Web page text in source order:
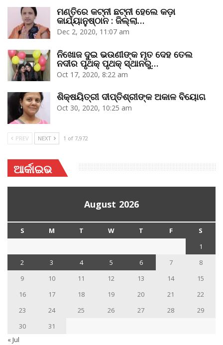
ମଣ୍ତିରେ କଟ୍‌ନୀ ଛଟ୍‌ନୀ ହେଲେ କଡ଼ା
କାର୍ଯ୍ୟାନୁଷ୍ଠାନ : ଜିଲ୍ଲା…
Dec 2, 2020, 11:07 am
ନିଖୋଜ ଦୁଇ ଭଉଣୀଙ୍କ ମୃତ ଦେହ ତେଲ
ନଦୀର ପୃଥକ୍‌ ପୃଥକ୍‌ ସ୍ଥାନରୁ…
Oct 17, 2020, 8:22 am
ଶିକ୍ଷୟିତ୍ରୀ ଦୀପ୍ତିଶ୍ରୀଙ୍କ ଅକାଳ ବିୟୋଗ
Oct 30, 2020, 10:25 am
PREV NEXT 1 of 7,972
ଆର୍କାଇଭ
August 2026
S M T W T F
S
1
2
3 4 5 6 7
8
9
10 11 12 13 14
15
16
17 18 19 20 21
22
23
24 25 26 27 28
29
30
31
« Jul